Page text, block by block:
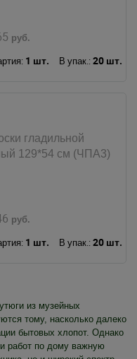
руб.
1 шт. В упак.: 20 шт.
гладильной
129*54 см (ЧПА3)
руб.
1 шт. В упак.: 20 шт.
из музейных
тому, насколько далеко
бытовых хлопот. Однако
работ по дому важную